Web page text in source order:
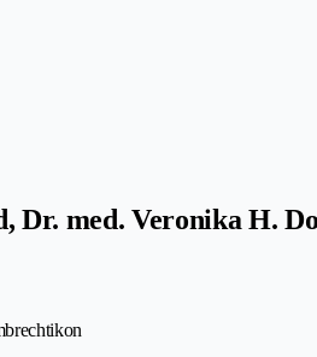
Dr. med. Veronika H.